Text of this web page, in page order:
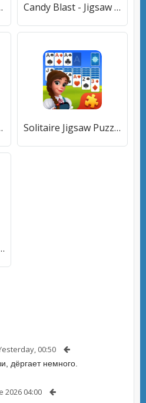
APK Android Candy Blast - Jigsaw Puzzle (Кенди Бласт) [МОД Premium] APK Android
APK Android Solitaire Jigsaw Puzzle (Солитер Пазл) [МОД Все открыто] APK Android
монеты] APK Android
00:50
дёргает немного.
2026 04:00